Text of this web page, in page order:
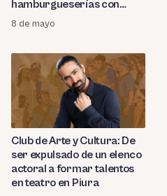
hamburgueserías con
cinco locales en Lima
8 de mayo
Club de Arte y Cultura: De
ser expulsado de un elenco
actoral a formar talentos
en teatro en Piura